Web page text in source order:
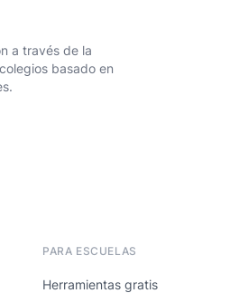
a través de la
basado en
PARA ESCUELAS
Herramientas gratis